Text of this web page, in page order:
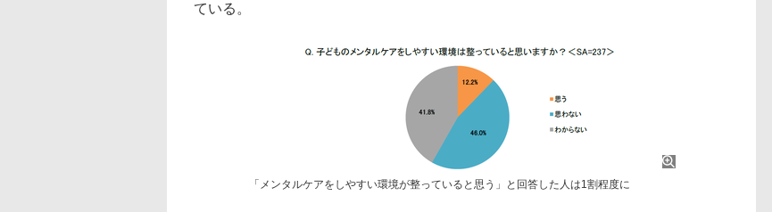
ている。
「メンタルケアをしやすい環境が整っていると思う」と回答した人は1割程度に